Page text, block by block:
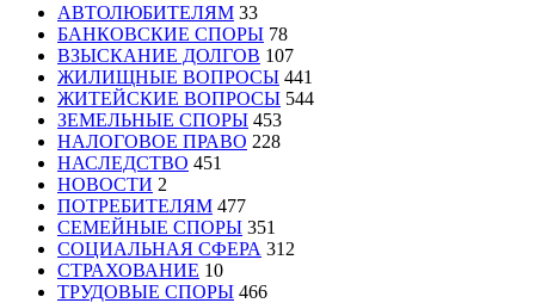
АВТОЛЮБИТЕЛЯМ 33
БАНКОВСКИЕ СПОРЫ 78
ВЗЫСКАНИЕ ДОЛГОВ 107
ЖИЛИЩНЫЕ ВОПРОСЫ 441
ЖИТЕЙСКИЕ ВОПРОСЫ 544
ЗЕМЕЛЬНЫЕ СПОРЫ 453
НАЛОГОВОЕ ПРАВО 228
НАСЛЕДСТВО 451
НОВОСТИ 2
ПОТРЕБИТЕЛЯМ 477
СЕМЕЙНЫЕ СПОРЫ 351
СОЦИАЛЬНАЯ СФЕРА 312
СТРАХОВАНИЕ 10
ТРУДОВЫЕ СПОРЫ 466